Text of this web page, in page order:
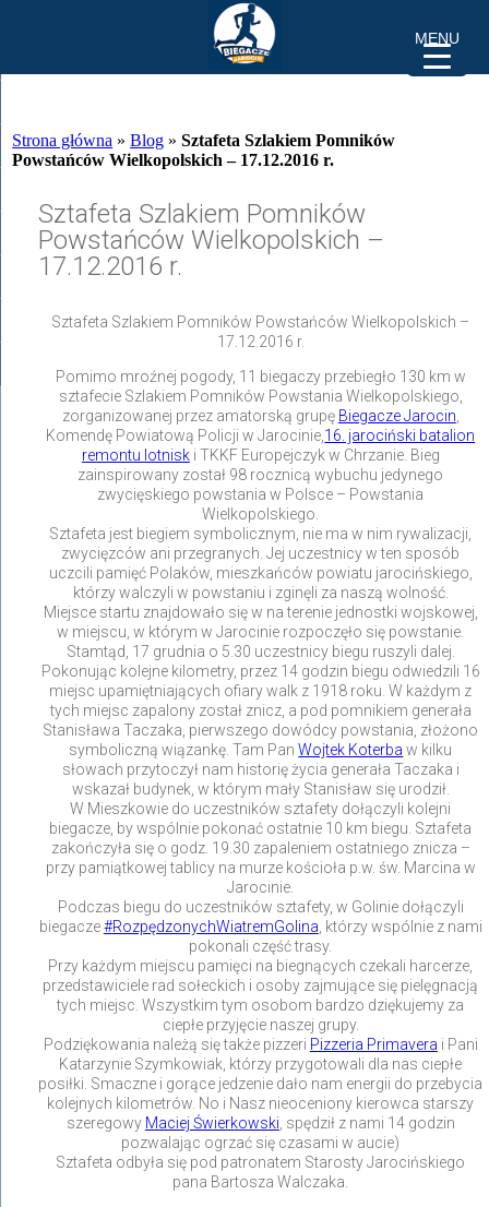
Strona główna »Blog »Sztafeta Szlakiem Pomników
Powstańców Wielkopolskich – 17.12.2016 r.
Sztafeta Szlakiem Pomników
Powstańców Wielkopolskich –
17.12.2016 r.
Sztafeta Szlakiem Pomników Powstańców Wielkopolskich –
17.12.2016 r.
Pomimo mroźnej pogody, 11 biegaczy przebiegło 130 km w
sztafecie Szlakiem Pomników Powstania Wielkopolskiego,
zorganizowanej przez amatorską grupę Biegacze Jarocin,
Komendę Powiatową Policji w Jarocinie,16. jarociński batalion
remontu lotniski TKKF Europejczyk w Chrzanie. Bieg
zainspirowany został 98 rocznicą wybuchu jedynego
zwycięskiego powstania w Polsce – Powstania
Wielkopolskiego.
Sztafeta jest biegiem symbolicznym, nie ma w nim rywalizacji,
zwycięzców ani przegranych. Jej uczestnicy w ten sposób
uczcili pamięć Polaków, mieszkańców powiatu jarocińskiego,
którzy walczyli w powstaniu i zginęli za naszą wolność.
Miejsce startu znajdowało się w na terenie jednostki wojskowej,
w miejscu, w którym w Jarocinie rozpoczęło się powstanie.
Stamtąd, 17 grudnia o 5.30 uczestnicy biegu ruszyli dalej.
Pokonując kolejne kilometry, przez 14 godzin biegu odwiedzili 16
miejsc upamiętniających ofiary walk z 1918 roku. W każdym z
tych miejsc zapalony został znicz, a pod pomnikiem generała
Stanisława Taczaka, pierwszego dowódcy powstania, złożono
symboliczną wiązankę. Tam PanWojtek Koterba w kilku
słowach przytoczył nam historię życia generała Taczaka i
wskazał budynek, w którym mały Stanisław się urodził.
W Mieszkowie do uczestników sztafety dołączyli kolejni
biegacze, by wspólnie pokonać ostatnie 10 km biegu. Sztafeta
zakończyła się o godz. 19.30 zapaleniem ostatniego znicza –
przy pamiątkowej tablicy na murze kościoła p.w. św. Marcina w
Jarocinie.
Podczas biegu do uczestników sztafety, w Golinie dołączyli
biegacze#RozpędzonychWiatremGolina, którzy wspólnie z nami
pokonali część trasy.
Przy każdym miejscu pamięci na biegnących czekali harcerze,
przedstawiciele rad sołeckich i osoby zajmujące się pielęgnacją
tych miejsc. Wszystkim tym osobom bardzo dziękujemy za
ciepłe przyjęcie naszej grupy.
Podziękowania należą się także pizzeri Pizzeria Primavera i Pani
Katarzynie Szymkowiak, którzy przygotowali dla nas ciepłe
posiłki. Smaczne i gorące jedzenie dało nam energii do przebycia
kolejnych kilometrów. No i Nasz nieoceniony kierowca starszy
szeregowy Maciej Świerkowski, spędził z nami 14 godzin
pozwalając ogrzać się czasami w aucie)
Sztafeta odbyła się pod patronatem Starosty Jarocińskiego
pana Bartosza Walczaka.
MENU